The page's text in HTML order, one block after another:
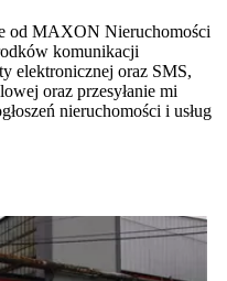
od MAXON Nieruchomości
komunikacji
elektronicznej oraz SMS,
oraz przesyłanie mi
nieruchomości i usług